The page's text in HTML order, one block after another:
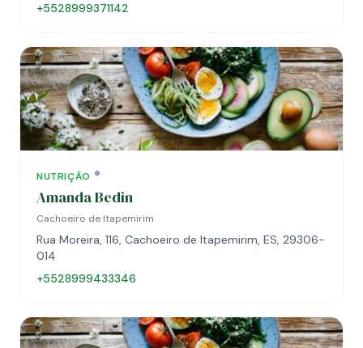
+5528999371142
NUTRIÇÃO
Amanda Bedin
Cachoeiro de Itapemirim
Rua Moreira, 116, Cachoeiro de Itapemirim, ES, 29306-
014
+5528999433346